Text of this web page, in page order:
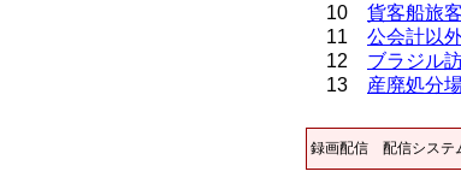
10 貨客船旅
11 公会計以
12 ブラジル
13 産廃処分
録画配信 配信システ